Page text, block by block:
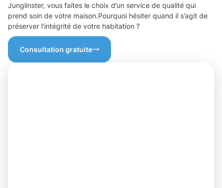
Junglinster, vous faites le choix d’un service de qualité qui
prend soin de votre maison.Pourquoi hésiter quand il s’agit de
préserver l’intégrité de votre habitation ?
Consultation gratuite